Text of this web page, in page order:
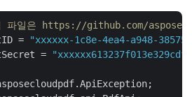
파일은 https://github.com/
=
"xxxxxx-1c8e-4ea4-a948-
=